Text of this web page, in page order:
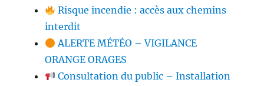
Risque incendie : accès aux chemins
interdit
ALERTE MÉTÉO – VIGILANCE
ORANGE ORAGES
Consultation du public – Installation